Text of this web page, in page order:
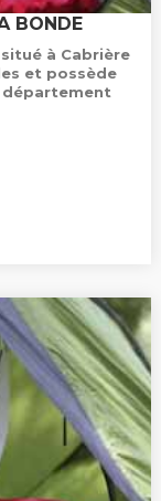
BONDE
à Cabrière
et possède
département